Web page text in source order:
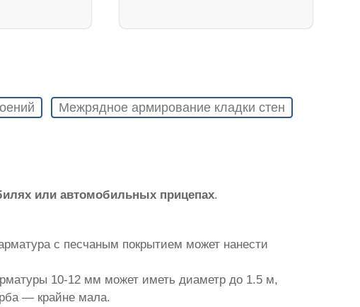
Межрядное армирование кладки стен
или автомобильных прицепах.
с песчаным покрытием может нанести
10-12 мм может иметь диаметр до 1.5 м,
— крайне мала.